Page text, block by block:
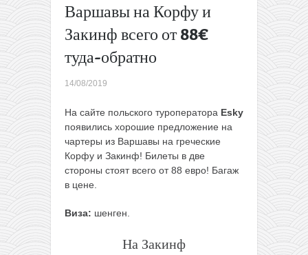
Варшавы на Корфу и
Закинф всего от 88€
туда-обратно
14/08/2019
На сайте польского туроператора Esky
появились хорошие предложение на
чартеры из Варшавы на греческие
Корфу и Закинф! Билеты в две
стороны стоят всего от 88 евро! Багаж
в цене.
Виза: шенген.
На Закинф
поездки из
Польши в